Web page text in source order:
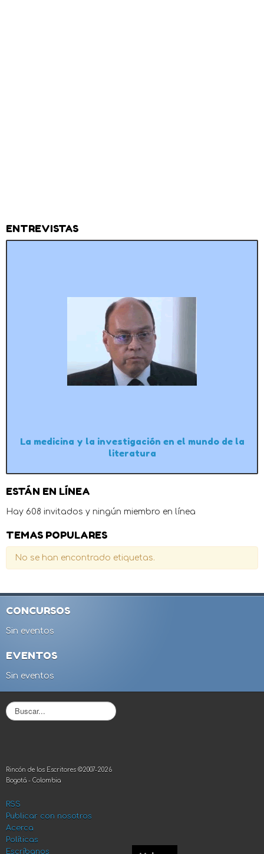
ENTREVISTAS
La medicina y la investigación en el mundo de la
literatura
ESTÁN EN LÍNEA
Hay 608 invitados y ningún miembro en línea
TEMAS POPULARES
No se han encontrado etiquetas.
CONCURSOS
Sin eventos
EVENTOS
Sin eventos
B
u
r
.
.
Rincón de los Escritores ©2007-2026
Bogotá - Colombia
RSS
Publicar con nosotros
Acerca
Políticas
Escríbanos